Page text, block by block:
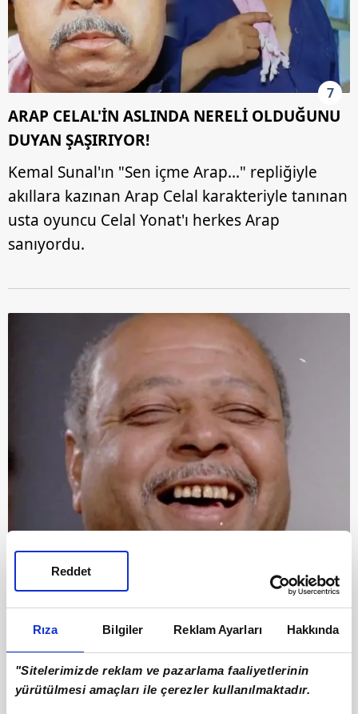
Rıza Bilgiler Reklam Ayarları Hakkında
"Sitelerimizde reklam ve pazarlama faaliyetlerinin
yürütülmesi amaçları ile çerezler kullanılmaktadır.
Reddet
7
ARAP CELAL'İN ASLINDA NERELİ OLDUĞUNU
DUYAN ŞAŞIRIYOR!
Kemal Sunal'ın "Sen içme Arap..." repliğiyle
akıllara kazınan Arap Celal karakteriyle tanınan
usta oyuncu Celal Yonat'ı herkes Arap
sanıyordu.
8
Pek çok Yeşilçam filminde rol alan Arap Celal
lakaplı Celal Yonat, gerçekten de herkes